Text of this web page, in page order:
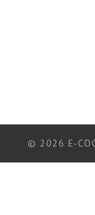
© 2026 E-